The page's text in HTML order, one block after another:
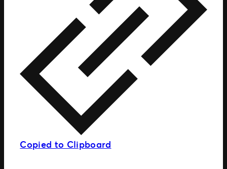
Copied to Clipboard